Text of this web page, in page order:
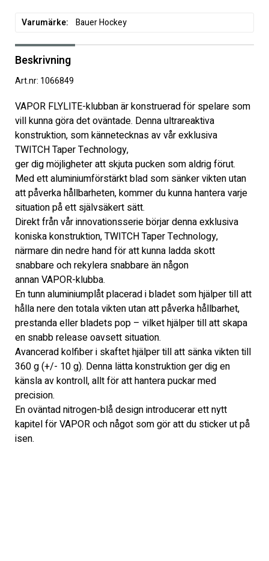
Varumärke Bauer Hockey
Beskrivning
Art.nr: 1066849
VAPOR FLYLITE-klubban är konstruerad för spelare som
vill kunna göra det oväntade. Denna ultrareaktiva
konstruktion, som kännetecknas av vår exklusiva
TWITCH Taper Technology,
ger dig möjligheter att skjuta pucken som aldrig förut.
Med ett aluminiumförstärkt blad som sänker vikten utan
att påverka hållbarheten, kommer du kunna hantera varje
situation på ett självsäkert sätt.
Direkt från vår innovationsserie börjar denna exklusiva
koniska konstruktion, TWITCH Taper Technology,
närmare din nedre hand för att kunna ladda skott
snabbare och rekylera snabbare än någon
annan VAPOR-klubba.
En tunn aluminiumplåt placerad i bladet som hjälper till att
hålla nere den totala vikten utan att påverka hållbarhet,
prestanda eller bladets pop – vilket hjälper till att skapa
en snabb release oavsett situation.
Avancerad kolfiber i skaftet hjälper till att sänka vikten till
360 g (+/- 10 g). Denna lätta konstruktion ger dig en
känsla av kontroll, allt för att hantera puckar med
precision.
En oväntad nitrogen-blå design introducerar ett nytt
kapitel för VAPOR och något som gör att du sticker ut på
isen.